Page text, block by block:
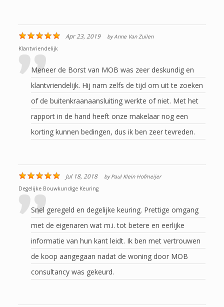
Apr 23, 2019 byAnne Van Zuilen
Klantvriendelijk
Meneer de Borst van MOB was zeer deskundig en
klantvriendelijk. Hij nam zelfs de tijd om uit te zoeken
of de buitenkraanaansluiting werkte of niet. Met het
rapport in de hand heeft onze makelaar nog een
korting kunnen bedingen, dus ik ben zeer tevreden.
Jul 18, 2018 byPaul Klein Hofmeijer
Degelijke Bouwkundige Keuring
Snel geregeld en degelijke keuring. Prettige omgang
met de eigenaren wat m.i. tot betere en eerlijke
informatie van hun kant leidt. Ik ben met vertrouwen
de koop aangegaan nadat de woning door MOB
consultancy was gekeurd.